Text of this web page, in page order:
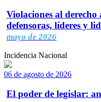
Violaciones al derecho
defensoras, líderes y
mayo de 2026
Incidencia Nacional
06 de agosto de 2026
El poder de legislar: